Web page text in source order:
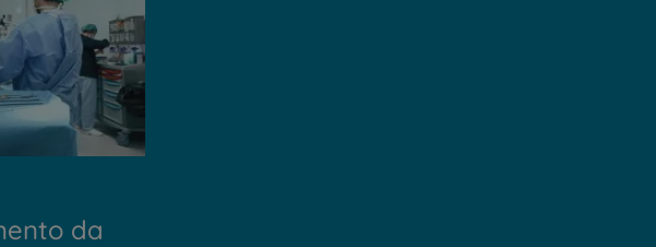
da